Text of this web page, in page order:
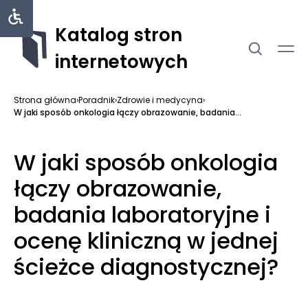
Katalog stron
internetowych
Strona główna›Poradnik›Zdrowie i medycyna›
W jaki sposób onkologia łączy obrazowanie, badania...
W jaki sposób onkologia
łączy obrazowanie,
badania laboratoryjne i
ocenę kliniczną w jednej
ścieżce diagnostycznej?